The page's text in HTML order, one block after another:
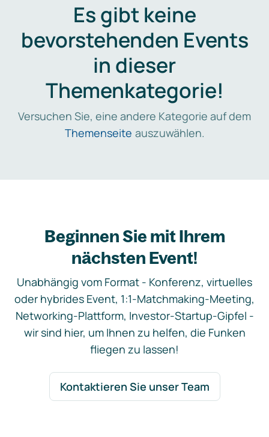
Es gibt keine
bevorstehenden Events
in dieser
Themenkategorie!
Versuchen Sie, eine andere Kategorie auf dem
Themenseite auszuwählen.
Beginnen Sie mit Ihrem
nächsten Event!
Unabhängig vom Format - Konferenz, virtuelles
oder hybrides Event, 1:1-Matchmaking-Meeting,
Networking-Plattform, Investor-Startup-Gipfel -
wir sind hier, um Ihnen zu helfen, die Funken
fliegen zu lassen!
Kontaktieren Sie unser Team